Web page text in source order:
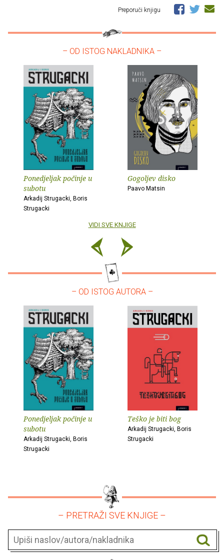
Preporuči knjigu
– OD ISTOG NAKLADNIKA –
Ponedjeljak počinje u
subotu
Arkadij Strugacki, Boris
Strugacki
Gogoljev disko
Paavo Matsin
VIDI SVE KNJIGE
– OD ISTOG AUTORA –
Ponedjeljak počinje u
subotu
Arkadij Strugacki, Boris
Strugacki
Teško je biti bog
Arkadij Strugacki, Boris
Strugacki
– PRETRAŽI SVE KNJIGE –